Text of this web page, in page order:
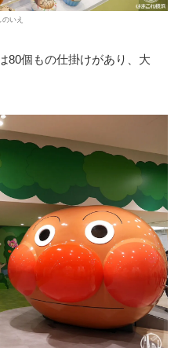
いえ
80個もの仕掛けがあり、大